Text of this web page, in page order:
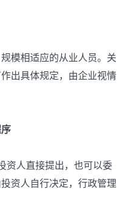
相适应的从业人员。关
出具体规定，由企业视情
人直接提出，也可以委
资人自行决定，行政管理